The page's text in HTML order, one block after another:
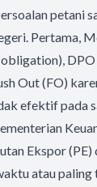
petani
Pertama,
Out (FO)
efektif pada
Ekspor (PE)
atau paling